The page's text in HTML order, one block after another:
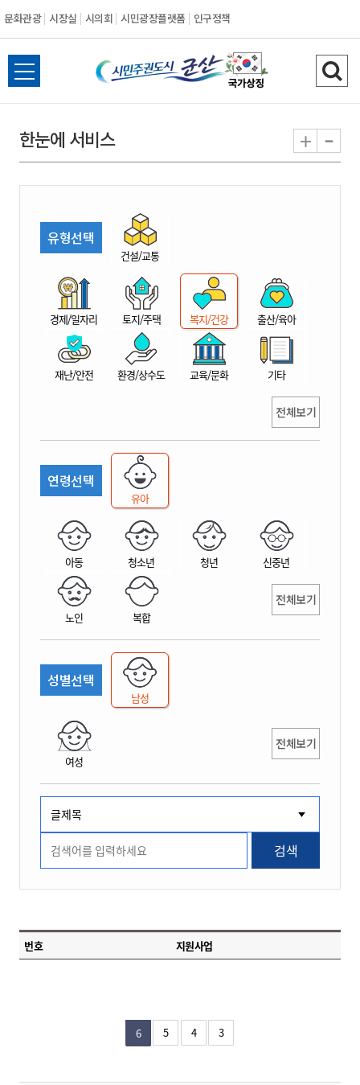
문화관광 시장실 시의회 시민광장플랫폼 인구정책
시
민
권
시
산
전
체
뉴
열
검
색
기
한눈에 서비스 + -
유형선택
건설/교통
경제/일자리 토지/주택 복지/건강 출산/육아
재난/안전 환경/상수도 교육/문화 기타
전체보기
연령선택
유아
아동 청소년 청년 신중년
노인 복합
전체보기
성별선택
남성
여성
전체보기
검색
번호 지원사업
6 5 4 3